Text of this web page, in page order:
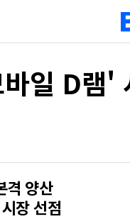
일 D램'
격 양산
장 선점